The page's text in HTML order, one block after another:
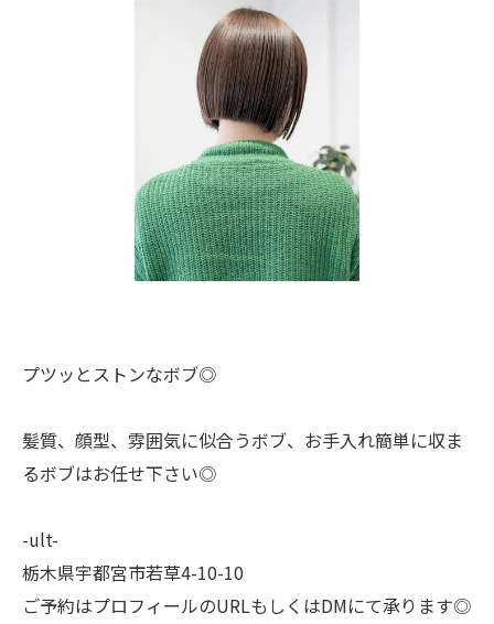
プツッとストンなボブ◎
髪質、顔型、雰囲気に似合うボブ、お手入れ簡単に収ま
るボブはお任せ下さい◎
-ult-
栃木県宇都宮市若草4-10-10
ご予約はプロフィールのURLもしくはDMにて承ります◎